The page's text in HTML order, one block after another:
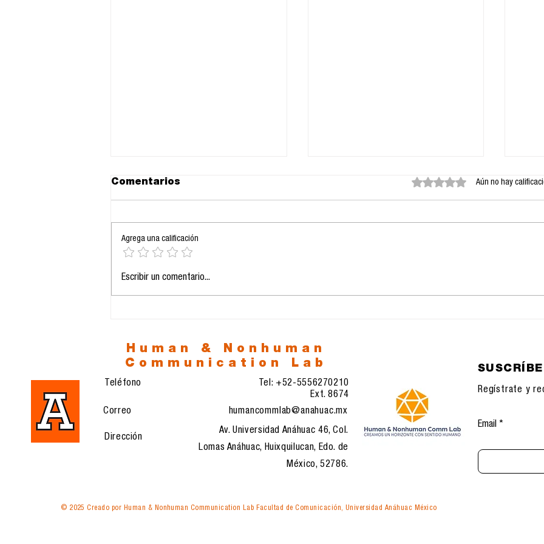
La orfandad del Otro:
Comentarios Obtuvo 0 de 5 estrellas.
Aún no hay
Agrega una calificación
Escribir un comentario...
Human & Nonhuman
Communication Lab
Teléfono
Tel: +52-5556270210
Ext. 8674
humancommlab@anahuac.mx
Av. Universidad Anáhuac 46, Col.
Lomas Anáhuac, Huixquilucan, Edo. de
México, 52786.
Correo
Dirección
Regístrate y
Email
© 2025 Creado por Human & Nonhuman Communication Lab Facultad de Comunicación, Universidad Anáhuac México